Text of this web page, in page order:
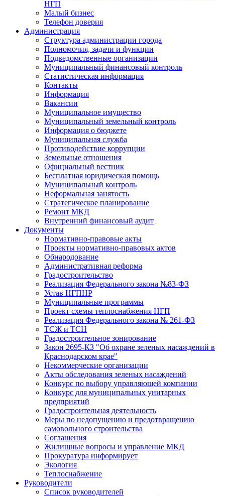
НГП
Малый бизнес
Телефон доверия
Администрация
Структура администрации города
Полномочия, задачи и функции
Подведомственные организации
Муниципальный финансовый контроль
Статистическая информация
Контакты
Информация
Вакансии
Муниципальное имущество
Муниципальный земельный контроль
Информация о бюджете
Муниципальная служба
Противодействие коррупции
Земельные отношения
Официальный вестник
Бесплатная юридическая помощь
Муниципальный контроль
Неформальная занятость
Стратегическое планирование
Ремонт МКД
Внутренний финансовый аудит
Документы
Нормативно-правовые акты
Проекты нормативно-правовых актов
Обнародование
Административная реформа
Градостроительство
Реализация Федерального закона №83-ФЗ
Устав НГПНР
Муниципальные программы
Проект схемы теплоснабжения НГП
Реализация Федерального закона № 261-ФЗ
ТСЖ и ТСН
Градостроительное зонирование
Закон 2695-КЗ "Об охране зеленых насаждений в
Краснодарском крае"
Некоммерческие организации
Акты обследования зеленых насаждений
Конкурс по выбору управляющей компании
Конкурс для муниципальных унитарных
предприятий
Градостроительная деятельность
Меры по недопущению и предотвращению
самовольного строительства
Соглашения
Жилищные вопросы и управление МКД
Прокуратура информирует
Экология
Теплоснабжение
Руководители
Список руководителей